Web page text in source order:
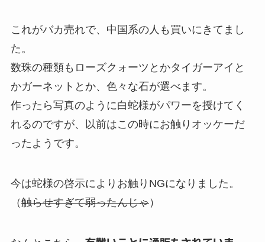
これがバカ売れで、中国系の人も買いにきてまし
た。
数珠の種類もローズクォーツとかタイガーアイと
かガーネットとか、色々な石が選べます。
作ったら写真のように白蛇様がパワーを授けてく
れるのですが、以前はこの時にお触りオッケーだ
ったようです。
今は蛇様の啓示によりお触りNGになりました。
（触らせすぎて弱ったんじゃ）